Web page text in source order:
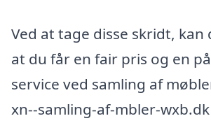
Ved at tage disse skridt, kan
at du får en fair pris og en
service ved samling af
xn--samling-af-mbler-